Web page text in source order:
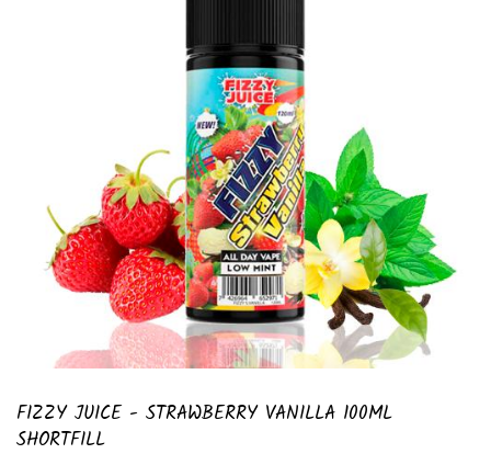
FIZZY JUICE - STRAWBERRY VANILLA 100ML
SHORTFILL